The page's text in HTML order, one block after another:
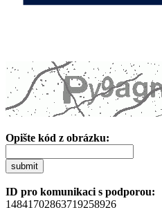
Opište kód z obrázku:
submit
ID pro komunikaci s podporou:
14841702863719258926